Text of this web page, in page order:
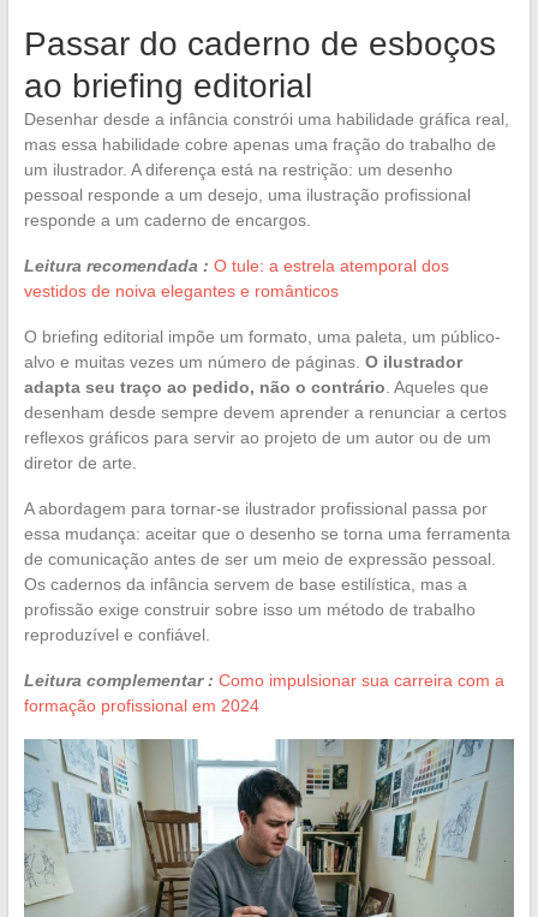
Passar do caderno de esboços
ao briefing editorial
Desenhar desde a infância constrói uma habilidade gráfica real,
mas essa habilidade cobre apenas uma fração do trabalho de
um ilustrador. A diferença está na restrição: um desenho
pessoal responde a um desejo, uma ilustração profissional
responde a um caderno de encargos.
Leitura recomendada : O tule: a estrela atemporal dos
vestidos de noiva elegantes e românticos
O briefing editorial impõe um formato, uma paleta, um público-
alvo e muitas vezes um número de páginas. O ilustrador
adapta seu traço ao pedido, não o contrário . Aqueles que
desenham desde sempre devem aprender a renunciar a certos
reflexos gráficos para servir ao projeto de um autor ou de um
diretor de arte.
A abordagem para tornar-se ilustrador profissional passa por
essa mudança: aceitar que o desenho se torna uma ferramenta
de comunicação antes de ser um meio de expressão pessoal.
Os cadernos da infância servem de base estilística, mas a
profissão exige construir sobre isso um método de trabalho
reproduzível e confiável.
Leitura complementar : Como impulsionar sua carreira com a
formação profissional em 2024